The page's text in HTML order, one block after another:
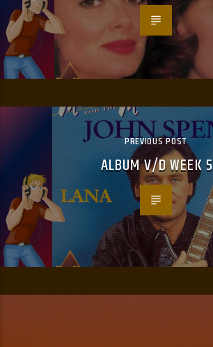
PREVIOUS POST
ALBUM V/D WEEK